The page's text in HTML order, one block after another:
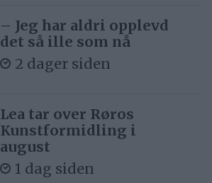
– Jeg har aldri opplevd
det så ille som nå
2 dager siden
Lea tar over Røros
Kunstformidling i
august
1 dag siden